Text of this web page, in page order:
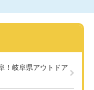
！岐阜県アウトドア